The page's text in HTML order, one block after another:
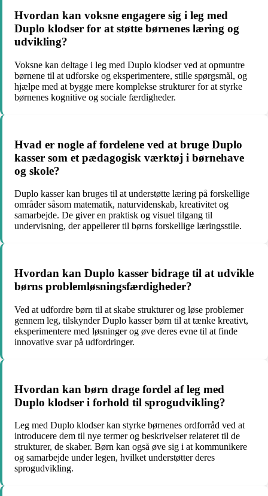
Hvordan kan voksne engagere sig i leg med
Duplo klodser for at støtte børnenes læring og
udvikling?
Voksne kan deltage i leg med Duplo klodser ved at opmuntre
børnene til at udforske og eksperimentere, stille spørgsmål, og
hjælpe med at bygge mere komplekse strukturer for at styrke
børnenes kognitive og sociale færdigheder.
Hvad er nogle af fordelene ved at bruge Duplo
kasser som et pædagogisk værktøj i børnehave
og skole?
Duplo kasser kan bruges til at understøtte læring på forskellige
områder såsom matematik, naturvidenskab, kreativitet og
samarbejde. De giver en praktisk og visuel tilgang til
undervisning, der appellerer til børns forskellige læringsstile.
Hvordan kan Duplo kasser bidrage til at udvikle
børns problemløsningsfærdigheder?
Ved at udfordre børn til at skabe strukturer og løse problemer
gennem leg, tilskynder Duplo kasser børn til at tænke kreativt,
eksperimentere med løsninger og øve deres evne til at finde
innovative svar på udfordringer.
Hvordan kan børn drage fordel af leg med
Duplo klodser i forhold til sprogudvikling?
Leg med Duplo klodser kan styrke børnenes ordforråd ved at
introducere dem til nye termer og beskrivelser relateret til de
strukturer, de skaber. Børn kan også øve sig i at kommunikere
og samarbejde under legen, hvilket understøtter deres
sprogudvikling.